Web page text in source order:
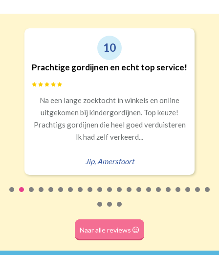
en echt top service!
in winkels en online
Top keuze!
die heel goed verduisteren
Goede
Snelle levering,
Naar alle reviews